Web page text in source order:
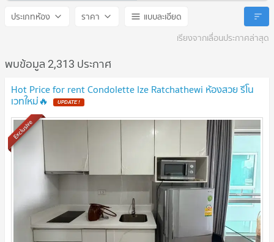
เอ็มบีเค เซ็นเตอร์
เอ็มบีเค เซ็นเตอร์
ประเภทห้อง ราคา
แบบละเอียด
เรียงจากเลื่อนประกาศล่าสุด
พบข้อมูล 2,313 ประกาศ
Hot Price for rent Condolette Ize Ratchathewi ห้องสวย รีโน
เวทใหม่🔥 UPDATE !
Exclusive